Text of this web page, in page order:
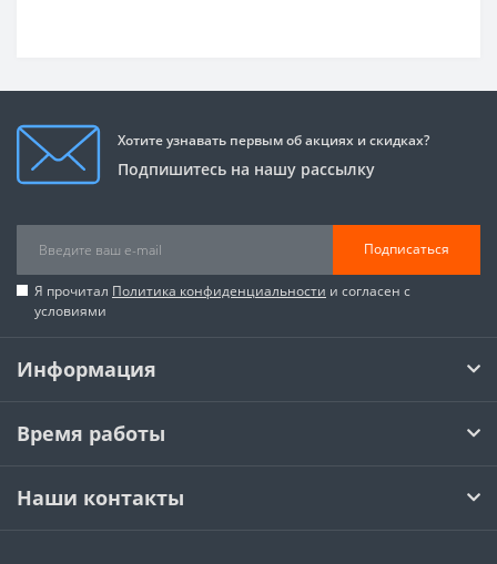
Хотите узнавать первым об акциях и скидках?
Подпишитесь на нашу рассылку
Подписаться
Я прочитал Политика конфиденциальности и согласен с
условиями
Информация
Время работы
Наши контакты